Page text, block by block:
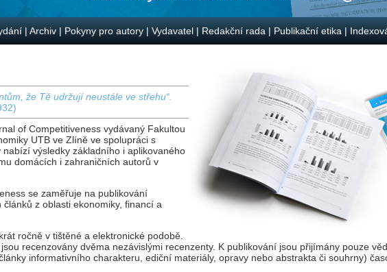
| Archiv | Pokyny pro autory | Vydavatel | Redakční rada | Publikační etika |
že Tě udržují neustále ve střehu“.
of Competitiveness vydávaný Fakultou
UTB ve Zlíně ve spolupráci s
výsledky základního i aplikovaného
domácích i zahraničních autorů v
se zaměřuje na publikování
z oblasti ekonomiky, financí a
ročně v tištěné a elektronické podobě.
recenzovány dvěma nezávislými recenzenty. K publikování jsou přijímány pouze
informativního charakteru, ediční materiály, opravy nebo abstrakta či souhrny)